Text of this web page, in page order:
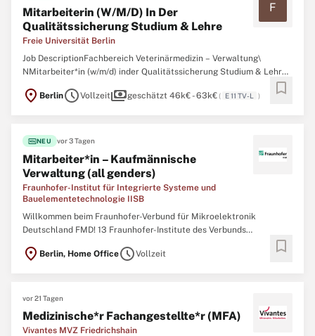
Mitarbeiterin (W/M/D) In Der
Qualitätssicherung Studium & Lehre
Freie Universität Berlin
F
Job DescriptionFachbereich Veterinärmedizin – Verwaltung\
NMitarbeiter*in (w/m/d) inder Qualitätssicherung Studium & Lehre\
NVollzeitbeschäftigung\ N unbefristet\n Entgeltgruppe 11 TV-L FU\
N Kennung: QS-SL-250120\ NDer Fachbereich Veterinärmedizin der
location_on BerlinscheduleVollzeitpaymentsgeschätzt 46k€ - 63k€( E 11 TV-L ) bookmark
fiber_newNEU vor 3 Tagen
Mitarbeiter*in – Kaufmännische
Verwaltung (all genders)
Fraunhofer-Institut für Integrierte Systeme und
Bauelementetechnologie IISB
Willkommen beim Fraunhofer-Verbund für Mikroelektronik
Deutschland FMD! 13 Fraunhofer-Institute des Verbunds
innovative Mikroelektronik (IHP) und dem Ferdinand-Braun-Institut,
location_on Berlin, Home OfficescheduleVollzeit bookmark
vor 21 Tagen
Medizinische*r Fachangestellte*r (MFA)
Vivantes MVZ Friedrichshain